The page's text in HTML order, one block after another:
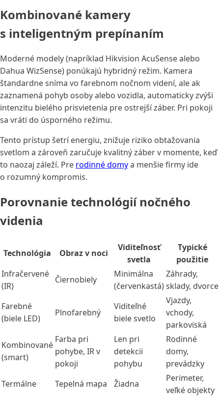
Kombinované kamery
s inteligentným prepínaním
Moderné modely (napríklad Hikvision AcuSense alebo
Dahua WizSense) ponúkajú hybridný režim. Kamera
štandardne sníma vo farebnom nočnom videní, ale ak
zaznamená pohyb osoby alebo vozidla, automaticky zvýši
intenzitu bielého prisvietenia pre ostrejší záber. Pri pokoji
sa vráti do úsporného režimu.
Tento prístup šetrí energiu, znižuje riziko obtažovania
svetlom a zároveň zaručuje kvalitný záber v momente, keď
to naozaj záleží. Pre rodinné domya menšie firmy ide
o rozumný kompromis.
Porovnanie technológií nočného
videnia
Technológia Obraz v noci
Viditeľnosť
svetla
Typické
použitie
Infračervené
(IR)
Čiernobiely
Minimálna
(červenkastá)
Záhrady,
sklady, dvorce
Farebné
(biele LED)
Plnofarebný
Viditeľné
biele svetlo
Vjazdy,
vchody,
parkoviská
Kombinované
(smart)
Farba pri
pohybe, IR v
pokoji
Len pri
detekcii
pohybu
Rodinné
domy,
prevádzky
Termálne
Tepelná mapa Žiadna
Perimeter,
veľké objekty